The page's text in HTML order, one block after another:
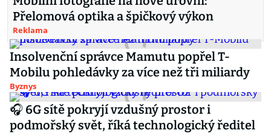
Přelomová optika a špičkový výkon
Reklama
Insolvenční správce Mamutu popřel T-
Mobilu pohledávky za více než tři miliardy
Byznys
🎧 6G sítě pokryjí vzdušný prostor i
podmořský svět, říká technologický ředitel